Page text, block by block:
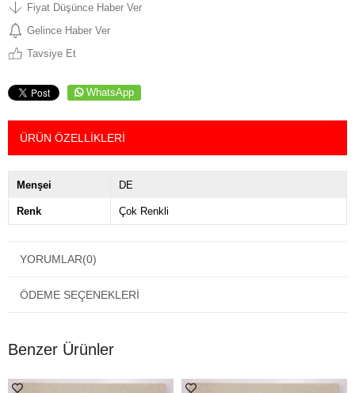
Fiyat Düşünce Haber Ver
Gelince Haber Ver
Tavsiye Et
WhatsApp
ÜRÜN ÖZELLIKLERI
Menşei DE
Renk Çok Renkli
YORUMLAR(0)
ÖDEME SEÇENEKLERI
Benzer Ürünler